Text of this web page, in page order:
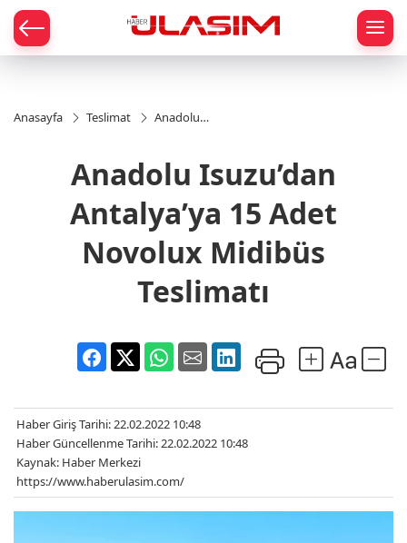
Anasayfa Teslimat
Anadolu
15 Adet
Novolux
Teslimatı
Anadolu Isuzu’dan
Antalya’ya 15 Adet
Novolux Midibüs
Teslimatı
Haber Giriş Tarihi: 22.02.2022 10:48
Haber Güncellenme Tarihi: 22.02.2022 10:48
Kaynak: Haber Merkezi
https://www.haberulasim.com/